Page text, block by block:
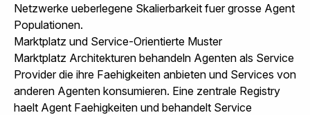
Netzwerke ueberlegene Skalierbarkeit fuer grosse Agent
Populationen.
Marktplatz und Service-Orientierte Muster
Marktplatz Architekturen behandeln Agenten als Service
Provider die ihre Faehigkeiten anbieten und Services von
anderen Agenten konsumieren. Eine zentrale Registry
haelt Agent Faehigkeiten und behandelt Service